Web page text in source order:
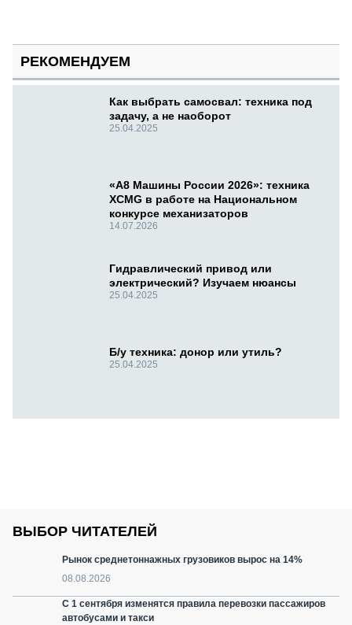
РЕКОМЕНДУЕМ
Как выбрать самосвал: техника под
задачу, а не наоборот
25.04.2025
«А8 Машины России 2026»: техника
XCMG в работе на Национальном
конкурсе механизаторов
14.07.2026
Гидравлический привод или
электрический? Изучаем нюансы
25.04.2025
Б/у техника: донор или утиль?
25.04.2025
ВЫБОР ЧИТАТЕЛЕЙ
Рынок среднетоннажных грузовиков вырос на 14%
08.08.2026
С 1 сентября изменятся правила перевозки пассажиров
автобусами и такси